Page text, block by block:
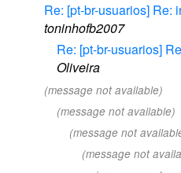
Re: [pt-br-usuarios] Re:
toninhofb2007
Re: [pt-br-usuarios]
Oliveira
(message not available)
(message not available)
(message not
(message not